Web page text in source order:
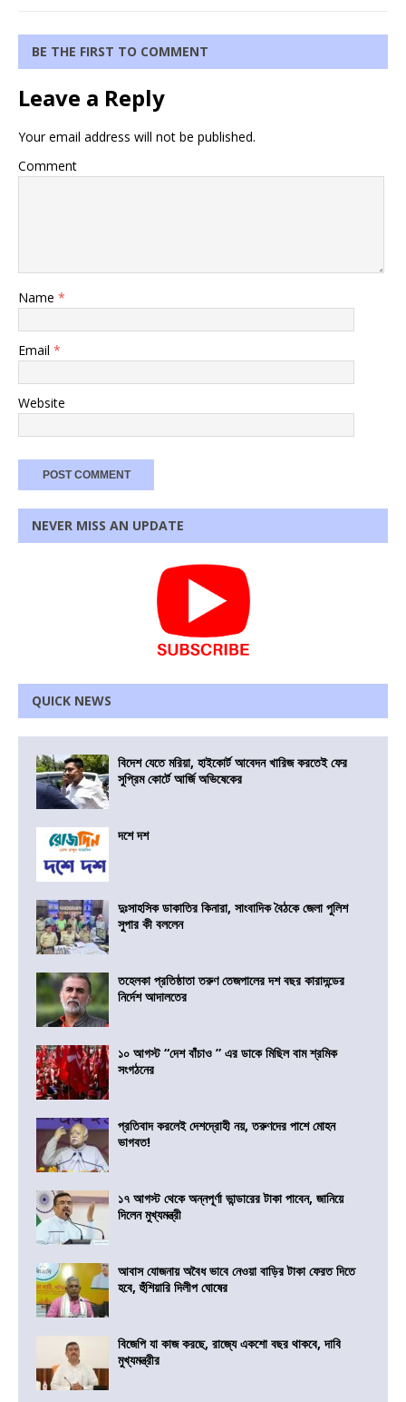
BE THE FIRST TO COMMENT
Leave a Reply
Your email address will not be published.
Comment
Name *
Email *
Website
NEVER MISS AN UPDATE
QUICK NEWS
বিদেশ যেতে মরিয়া, হাইকোর্ট আবেদন খারিজ করতেই ফের
সুপ্রিম কোর্টে আর্জি অভিষেকের
দশে দশ
দুঃসাহসিক ডাকাতির কিনারা, সাংবাদিক বৈঠকে জেলা পুলিশ
সুপার কী বললেন
তহেলকা প্রতিষ্ঠাতা তরুণ তেজপালের দশ বছর কারাদন্ডের
নির্দেশ আদালতের
১০ আগস্ট “দেশ বাঁচাও ” এর ডাকে মিছিল বাম শ্রমিক
সংগঠনের
প্রতিবাদ করলেই দেশদ্রোহী নয়, তরুণদের পাশে মোহন
ভাগবত!
১৭ আগস্ট থেকে অন্নপূর্ণা ভান্ডারের টাকা পাবেন, জানিয়ে
দিলেন মুখ্যমন্ত্রী
আবাস যোজনায় অবৈধ ভাবে নেওয়া বাড়ির টাকা ফেরত দিতে
হবে, হুঁশিয়ারি দিলীপ ঘোষের
বিজেপি যা কাজ করছে, রাজ্যে একশো বছর থাকবে, দাবি
মুখ্যমন্ত্রীর